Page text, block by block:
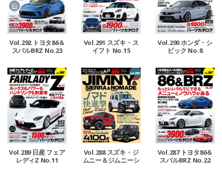
Vol.292 トヨタ86＆
スバルBRZ No.23
Vol.291 スズキ・ス
イフト No.15
Vol.290 ホンダ・シ
ビック No.8
Vol.289 日産 フェア
レディZ No.11
Vol.288 スズキ・ジ
ムニー＆ジムニーシ
Vol.287 トヨタ86＆
スバルBRZ No.22